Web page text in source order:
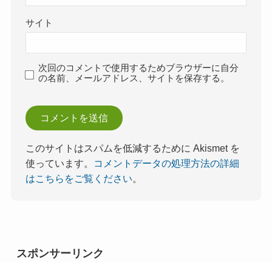
サイト
次回のコメントで使用するためブラウザーに自分
の名前、メールアドレス、サイトを保存する。
このサイトはスパムを低減するために Akismet を
使っています。
コメントデータの処理方法の詳細
はこちらをご覧ください
スポンサーリンク